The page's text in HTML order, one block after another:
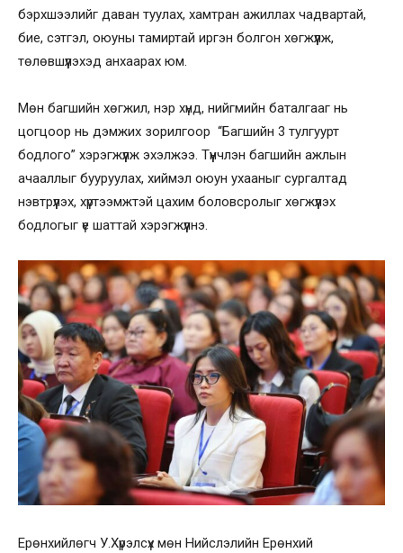
бэрхшээлийг даван туулах, хамтран ажиллах чадвартай,
бие, сэтгэл, оюуны тамиртай иргэн болгон хөгжүүлж,
төлөвшүүлэхэд анхаарах юм.
Мөн багшийн хөгжил, нэр хүнд, нийгмийн баталгааг нь
цогцоор нь дэмжих зорилгоор “Багшийн 3 тулгуурт
бодлого” хэрэгжүүлж эхэлжээ. Түүнчлэн багшийн ажлын
ачааллыг бууруулах, хиймэл оюун ухааныг сургалтад
нэвтрүүлэх, хүртээмжтэй цахим боловсролыг хөгжүүлэх
бодлогыг үе шаттай хэрэгжүүлнэ.
Ерөнхийлөгч У.Хүрэлсүх мөн Нийслэлийн Ерөнхий